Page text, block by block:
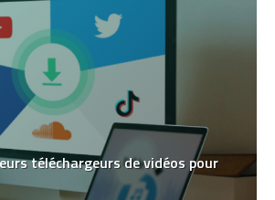
téléchargeurs de vidéos pour